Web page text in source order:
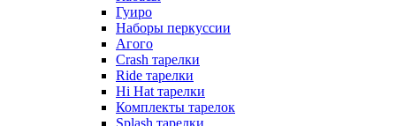
Гуиро
Наборы перкуссии
Агого
Crash тарелки
Ride тарелки
Hi Hat тарелки
Комплекты тарелок
Splash тарелки